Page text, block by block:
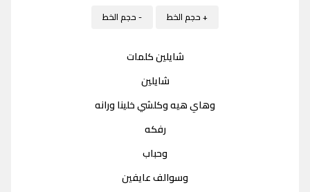
+ حجم الخط - حجم الخط
شايلين كلمات
شايلين
وهاي هيه وكلشي خلينا ورانه
رفكه
وحباب
وسوالف عايفين